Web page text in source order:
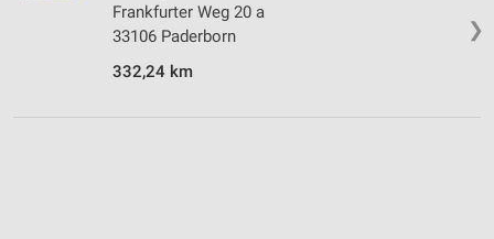
❯
Frankfurter Weg 20 a
33106 Paderborn
332,24 km